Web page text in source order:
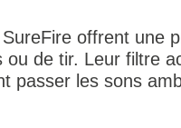
offrent une
de tir. Leur filtre
passer les sons